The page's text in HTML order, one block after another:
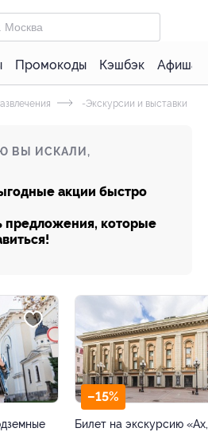
Промокоды Кэшбэк Афиша
-Экскурсии и выставки
ВЫ ИСКАЛИ,
акции быстро
предложения, которые
–15%
Билет на экскурсию